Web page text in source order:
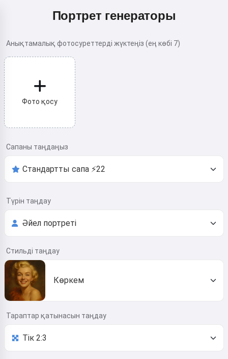
Портрет генераторы
Анықтамалық фотосуреттерді жүктеңіз (ең көбі 7)
Фото қосу
Сапаны таңдаңыз
Түрін таңдау
Стильді таңдау
Көркем
Тараптар қатынасын таңдау